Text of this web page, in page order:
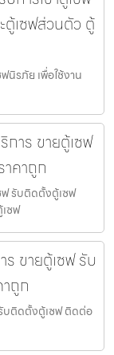
ตู้เซฟส่วนตัว ตู้
นิรภัย เพื่อใช้งาน
การ ขายตู้เซฟ
คาถูก
ฟ รับติดตั้งตู้เซฟ
ซฟ
ขายตู้เซฟ รับ
ถูก
บติดตั้งตู้เซฟ ติดต่อ